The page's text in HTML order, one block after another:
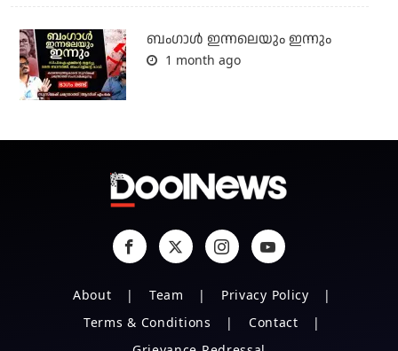
ബംഗാള്‍ ഇന്നലെയും ഇന്നും
1 month ago
About Team
Privacy Policy
Terms & Conditions
Contact